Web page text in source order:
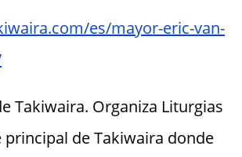
es/mayor-eric-van-
Takiwaira. Organiza Liturgias
principal de Takiwaira donde